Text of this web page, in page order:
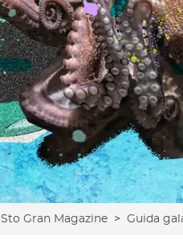
Sto Gran Magazine >